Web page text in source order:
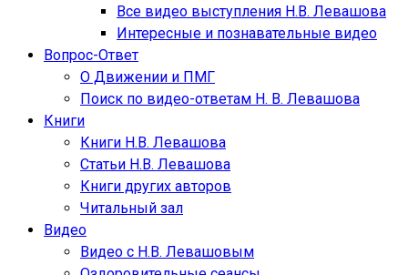
Все видео выступления Н.В. Левашова
Интересные и познавательные видео
Вопрос-Ответ
О Движении и ПМГ
Поиск по видео-ответам Н. В. Левашова
Книги
Книги Н.В. Левашова
Статьи Н.В. Левашова
Книги других авторов
Читальный зал
Видео
Видео с Н.В. Левашовым